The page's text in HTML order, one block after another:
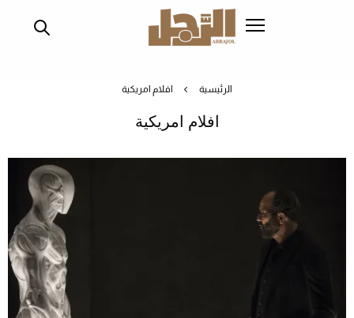
الرئيسية افلام امريكية
افلام امريكية